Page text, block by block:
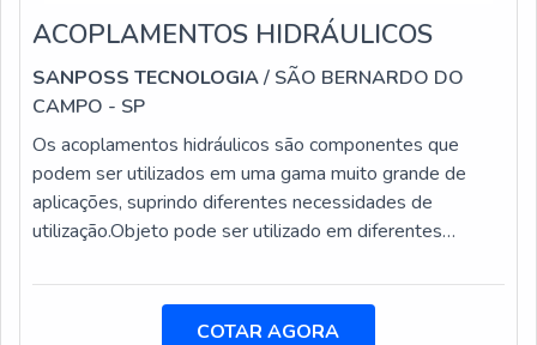
ACOPLAMENTOS HIDRÁULICOS
SANPOSS TECNOLOGIA/ SÃO BERNARDO DO
CAMPO - SP
Os acoplamentos hidráulicos são componentes que
podem ser utilizados em uma gama muito grande de
aplicações, suprindo diferentes necessidades de
utilização.Objeto pode ser utilizado em diferentes
de usinagem; Tornos; Dispositivos de fixação; Sistemas
COTAR AGORA